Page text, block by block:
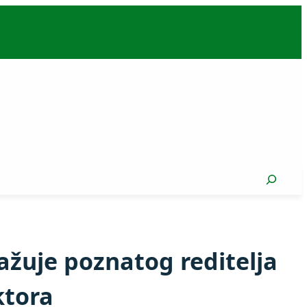
Search
poznatog reditelja